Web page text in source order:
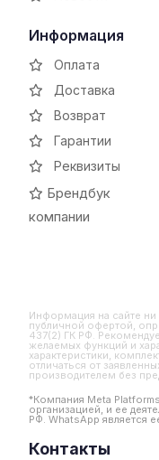
Информация
Оплата
Доставка
Возврат
Гарантии
Реквизиты
Брендбук
компании
Информация на сайте ни
публичной офертой,
437(2) ГК РФ.
желаемых функций и
характеристики,
отличаться от
производителем без
*Компания Meta
организацией, и ее
РФ. WhatsApp является
Контакты